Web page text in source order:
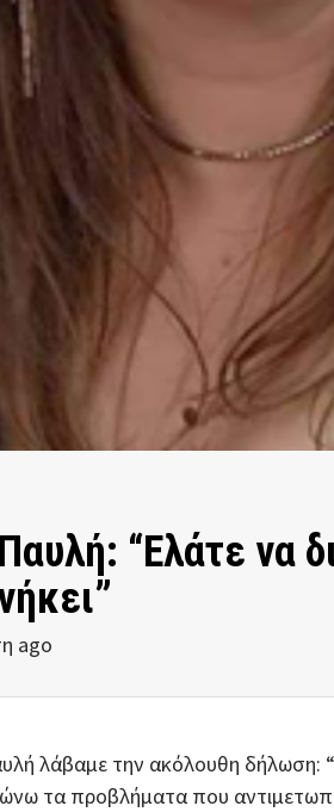
“Ελάτε να
ago
λάβαμε την ακόλουθη δήλωση:
τα προβλήματα που